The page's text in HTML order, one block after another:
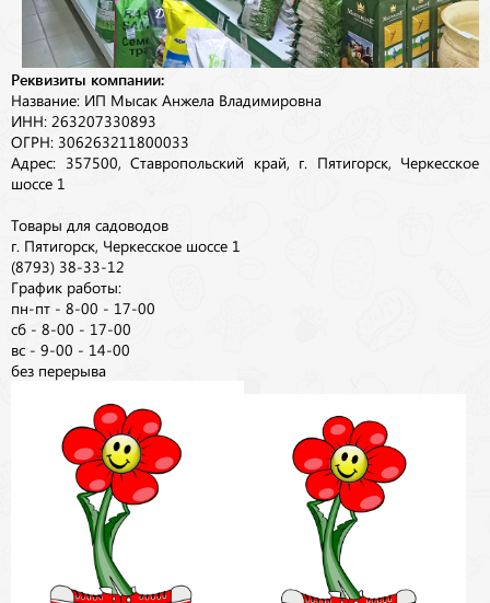
Реквизиты компании:
Название: ИП Мысак Анжела Владимировна
ИНН: 263207330893
ОГРН: 306263211800033
Адрес: 357500, Ставропольский край, г. Пятигорск, Черкесское
шоссе 1
Товары для садоводов
г. Пятигорск, Черкесское шоссе 1
(8793) 38-33-12
График работы:
пн-пт - 8-00 - 17-00
сб - 8-00 - 17-00
вс - 9-00 - 14-00
без перерыва